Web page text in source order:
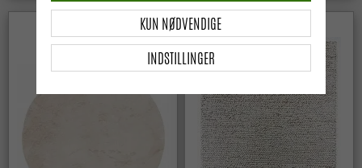
INDSTILLINGER
KUN NØDVENDIGE